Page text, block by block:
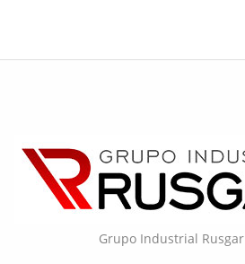
Grupo Industrial Rusgar